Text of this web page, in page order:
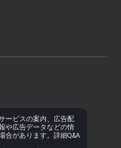
ービスの案内、広告配
や広告データなどの情
合があります。詳細Q&A